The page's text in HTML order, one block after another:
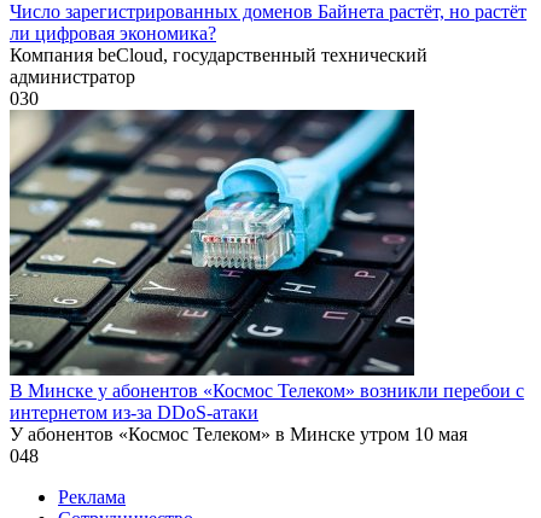
Число зарегистрированных доменов Байнета растёт, но растёт
ли цифровая экономика?
Компания beCloud, государственный технический
администратор
030
В Минске у абонентов «Космос Телеком» возникли перебои с
интернетом из-за DDoS-атаки
У абонентов «Космос Телеком» в Минске утром 10 мая
048
Реклама